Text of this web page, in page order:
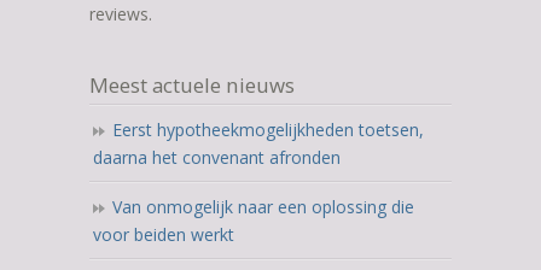
based
ratings
reviews.
Meest actuele nieuws
Eerst hypotheekmogelijkheden toetsen,
daarna het convenant afronden
Van onmogelijk naar een oplossing die
voor beiden werkt